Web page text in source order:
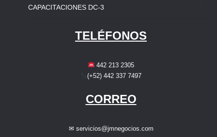
CAPACITACIONES DC-3
TELÉFONOS
442 213 2305
(+52) 442 337 7497
CORREO
✉ servicios@jmnegocios.com